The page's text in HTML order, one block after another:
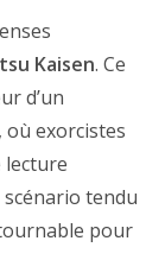
Kaisen. Ce
d’un
exorcistes
lecture
tendu
pour